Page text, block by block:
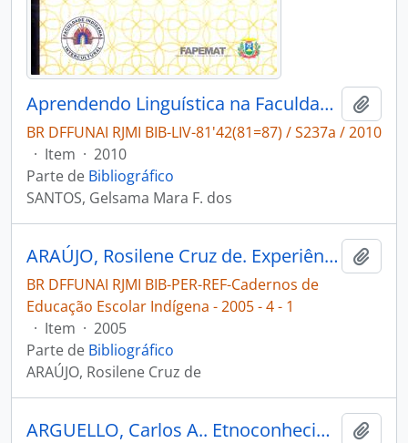
Aprendendo Linguística na Faculdade Indígena
BR DFFUNAI RJMI BIB-LIV-81'42(81=87) / S237a / 2010
· Item · 2010
Parte de Bibliográfico
SANTOS, Gelsama Mara F. dos
ARAÚJO, Rosilene Cruz de. Experiências de uma educadora indígena entre os Karajá [Cadernos de Educação Escolar Indígena]
BR DFFUNAI RJMI BIB-PER-REF-Cadernos de
Educação Escolar Indígena - 2005 - 4 - 1
· Item · 2005
Parte de Bibliográfico
ARAÚJO, Rosilene Cruz de
ARGUELLO, Carlos A.. Etnoconhecimento na escola indígena [Cadernos de Educação Escolar Indígena]